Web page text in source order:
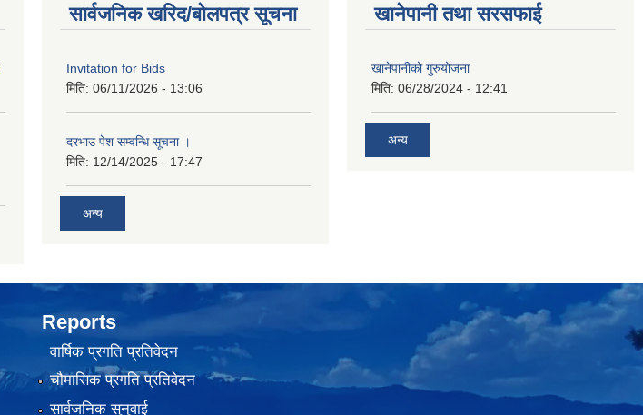
सार्वजनिक खरिद/बोलपत्र सूचना
Invitation for Bids
मिति: 06/11/2026 - 13:06
दरभाउ पेश सम्वन्धि सूचना ।
मिति: 12/14/2025 - 17:47
अन्य
खानेपानी तथा सरसफाई
खानेपानीको गुरुयोजना
मिति: 06/28/2024 - 12:41
अन्य
Reports
वार्षिक प्रगति प्रतिवेदन
चौमासिक प्रगति प्रतिवेदन
सार्वजनिक सुनुवाई